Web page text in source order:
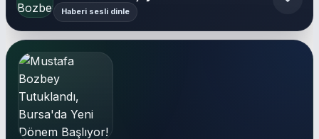
Haberi sesli dinle